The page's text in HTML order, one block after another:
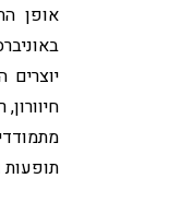
אופן
תופעות